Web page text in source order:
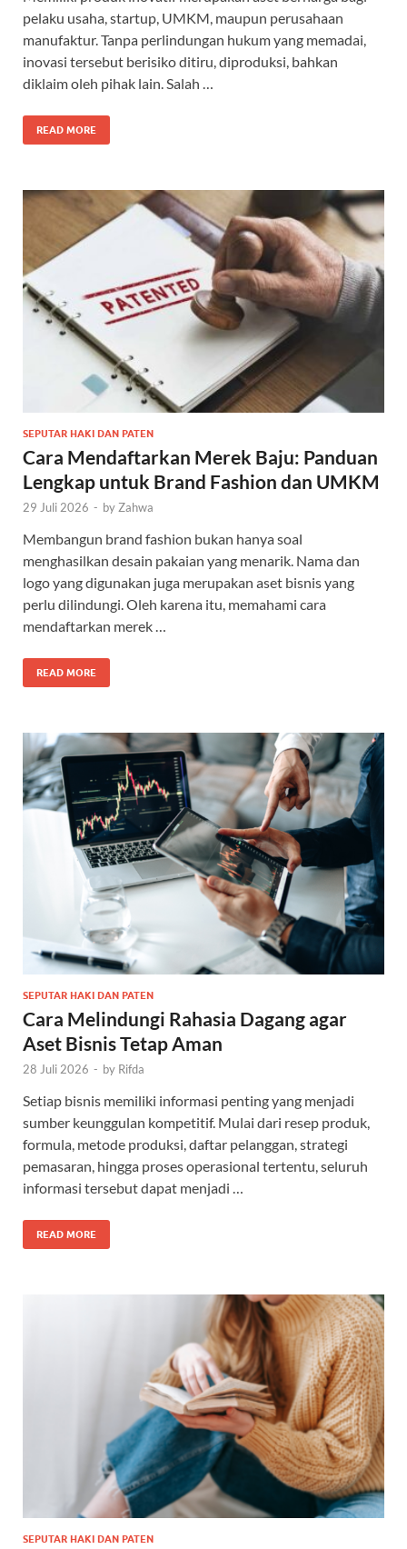
pelaku usaha, startup, UMKM, maupun perusahaan
manufaktur. Tanpa perlindungan hukum yang memadai,
inovasi tersebut berisiko ditiru, diproduksi, bahkan
diklaim oleh pihak lain. Salah …
READ MORE
SEPUTAR HAKI DAN PATEN
Cara Mendaftarkan Merek Baju: Panduan
Lengkap untuk Brand Fashion dan UMKM
29 Juli 2026 - byZahwa
Membangun brand fashion bukan hanya soal
menghasilkan desain pakaian yang menarik. Nama dan
logo yang digunakan juga merupakan aset bisnis yang
perlu dilindungi. Oleh karena itu, memahami cara
mendaftarkan merek …
READ MORE
SEPUTAR HAKI DAN PATEN
Cara Melindungi Rahasia Dagang agar
Aset Bisnis Tetap Aman
28 Juli 2026 - by Rifda
Setiap bisnis memiliki informasi penting yang menjadi
sumber keunggulan kompetitif. Mulai dari resep produk,
formula, metode produksi, daftar pelanggan, strategi
pemasaran, hingga proses operasional tertentu, seluruh
informasi tersebut dapat menjadi …
READ MORE
SEPUTAR HAKI DAN PATEN